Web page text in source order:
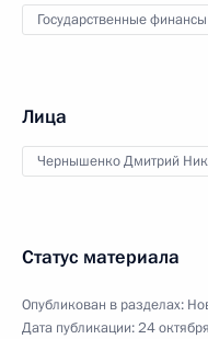
Государственные финансы
Лица
Чернышенко Дмитрий
Статус материала
Опубликован в разделах:
Дата публикации:24